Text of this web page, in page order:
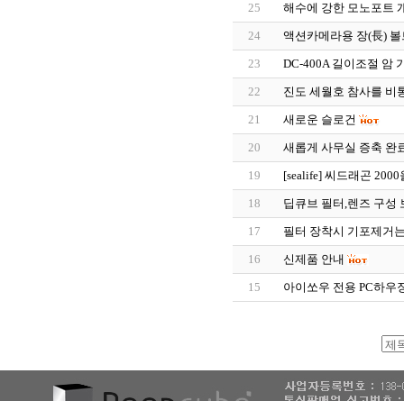
25 해수에 강한 모노포트
24 액션카메라용 장(長) 볼
23 DC-400A 길이조절 암
22 진도 세월호 참사를 비
21 새로운 슬로건
20 새롭게 사무실 증축 완
19 [sealife] 씨드래곤
18 딥큐브 필터,렌즈 구성
17 필터 장착시 기포제거
16 신제품 안내
15 아이쏘우 전용 PC하우